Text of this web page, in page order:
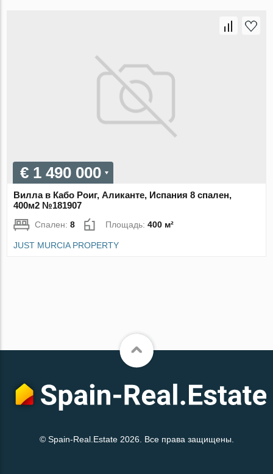
€ 1 490 000
Вилла в Кабо Роиг, Аликанте, Испания 8 спален,
400м2 №181907
Спален:8 Площадь:400 м²
JUST MURCIA PROPERTY
© Spain-Real.Estate 2026. Все права защищены.